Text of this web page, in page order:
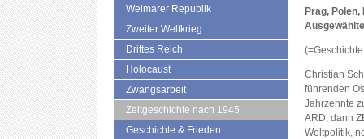
Weimarer Republik
Zweiter Weltkrieg
Drittes Reich
Holocaust
Zwangsarbeit
Zeitgeschichte nach 1945
Geschichte & Frieden
Prag,
Christian
führenden
Jahrzehnte
ARD, dann
Weltpolitik,